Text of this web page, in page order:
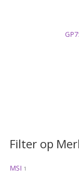
Filter op
MSI 1